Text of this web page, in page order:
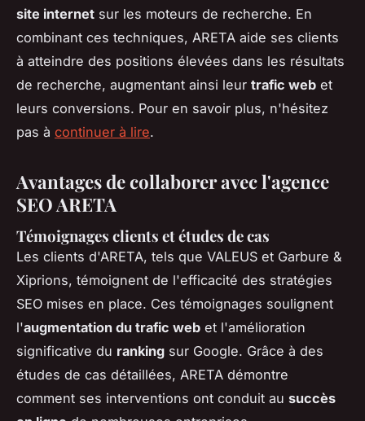
site internet sur les moteurs de recherche. En
combinant ces techniques, ARETA aide ses clients
à atteindre des positions élevées dans les résultats
de recherche, augmentant ainsi leur trafic web et
leurs conversions. Pour en savoir plus, n'hésitez
pas à continuer à lire.
Avantages de collaborer avec l'agence
SEO ARETA
Témoignages clients et études de cas
Les clients d'ARETA, tels que VALEUS et Garbure &
Xiprions, témoignent de l'efficacité des stratégies
SEO mises en place. Ces témoignages soulignent
l'augmentation du trafic web et l'amélioration
significative du ranking sur Google. Grâce à des
études de cas détaillées, ARETA démontre
comment ses interventions ont conduit au succès